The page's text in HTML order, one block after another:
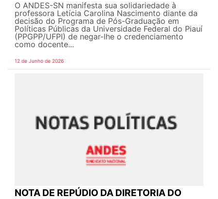
O ANDES-SN manifesta sua solidariedade à
professora Letícia Carolina Nascimento diante da
decisão do Programa de Pós-Graduação em
Políticas Públicas da Universidade Federal do Piauí
(PPGPP/UFPI) de negar-lhe o credenciamento
como docente...
12 de Junho de 2026
NOTA DE REPÚDIO DA DIRETORIA DO